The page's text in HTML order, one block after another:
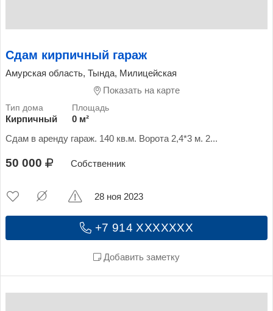
Сдам кирпичный гараж
Амурская область, Тында, Милицейская
Показать на карте
Кирпичный
0 м²
Сдам в аренду гараж. 140 кв.м. Ворота 2,4*3 м. 2...
50 000 Собственник
+7 914 XXXXXXX
Добавить заметку
28 ноя 2023